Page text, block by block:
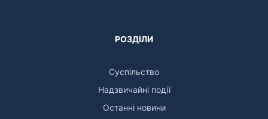
РОЗДІЛИ
Суспільство
Надзвичайні події
Останні новини